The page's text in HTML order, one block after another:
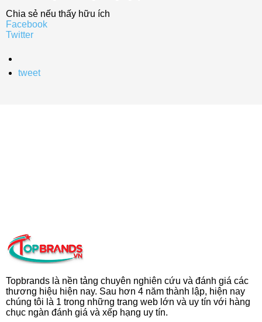
Chia sẻ nếu thấy hữu ích
Facebook
Twitter
tweet
Topbrands là nền tảng chuyên nghiên cứu và đánh giá các
thương hiệu hiện nay. Sau hơn 4 năm thành lập, hiện nay
chúng tôi là 1 trong những trang web lớn và uy tín với hàng
chục ngàn đánh giá và xếp hạng uy tín.